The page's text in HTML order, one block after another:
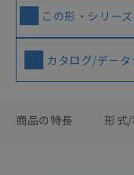
この形・シリー
カタログ/デー
商品の特長 形式/